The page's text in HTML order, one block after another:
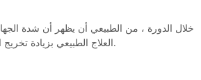
خلال الدورة ، من الطبيعي أن يظهر أن شدة
العلاج الطبيعي بزيادة تخريج الجهاز ، حيث أن الفرد قادر بالفعل على تحمل كثافة أكبر.